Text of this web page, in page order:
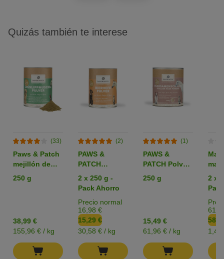
Quizás también te interese
(33)
Paws & Patch
mejillón de
labio verde en
polvo para
250 g
38,99 €
155,96 € / kg
(2)
PAWS &
PATCH
Levadura de
cerveza en
2 x 250 g -
Pack Ahorro
Precio normal
16,98 €
15,29 €
30,58 € / kg
(1)
PAWS &
PATCH Polvo
de cáscara de
psyllium
250 g
15,49 €
61,96 € / kg
2 x
1,47